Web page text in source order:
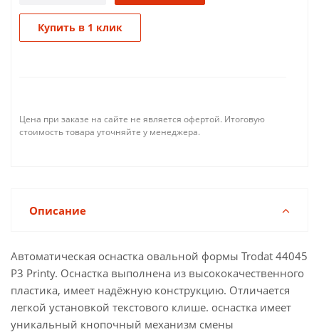
Купить в 1 клик
Цена при заказе на сайте не является офертой. Итоговую
стоимость товара уточняйте у менеджера.
Описание
Автоматическая оснастка овальной формы Trodat 44045
P3 Printy. Оснастка выполнена из высококачественного
пластика, имеет надёжную конструкцию. Отличается
легкой установкой текстового клише. оснастка имеет
уникальный кнопочный механизм смены